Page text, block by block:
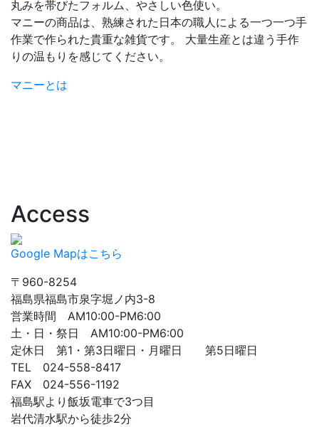
丸みを帯びたフォルム、やさしい色使い。
マニーの商品は、熟練された日本の職人による一つ一つ手
作業で作られた貴重な雑貨です。 大量生産とは違う手作
りの温もりを感じてください。
マニーとは
Access
Google Mapはこちら
〒960-8254
福島県福島市泉字堀ノ内3-8
営業時間 AM10:00-PM6:00
土・日・祭日 AM10:00-PM6:00
定休日 第1・第3日曜日・月曜日 第5日曜日
TEL 024-558-8417
FAX 024-556-1192
福島駅より飯坂電車で3つ目
岩代清水駅から徒歩2分